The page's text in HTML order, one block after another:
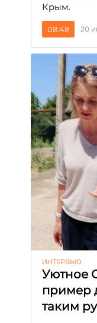
Крым.
08:48 20
ИНТЕРВЬЮ
Уютное
пример
таким